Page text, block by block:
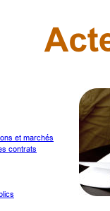
et marchés
contrats